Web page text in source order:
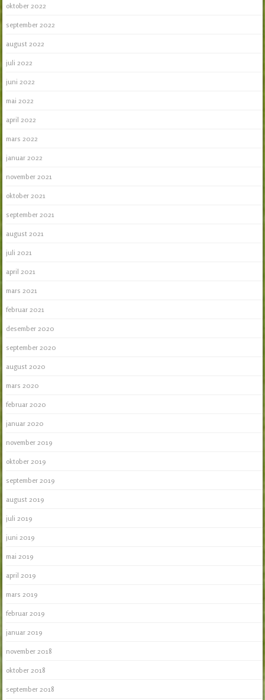
oktober 2022
september 2022
august 2022
juli 2022
juni 2022
mai 2022
april 2022
mars 2022
januar 2022
november 2021
oktober 2021
september 2021
august 2021
juli 2021
april 2021
mars 2021
februar 2021
desember 2020
september 2020
august 2020
mars 2020
februar 2020
januar 2020
november 2019
oktober 2019
september 2019
august 2019
juli 2019
juni 2019
mai 2019
april 2019
mars 2019
februar 2019
januar 2019
november 2018
oktober 2018
september 2018